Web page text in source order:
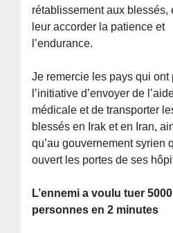
rétablissement aux blessés,
leur accorder la patience et
l’endurance.
Je remercie les pays qui ont
l’initiative d’envoyer de
médicale et de transporter
blessés en Irak et en Iran,
qu’au gouvernement syrien
ouvert les portes de ses
L’ennemi a voulu tuer 5000
personnes en 2 minutes